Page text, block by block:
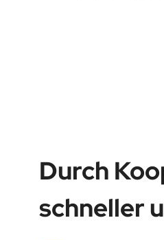
Durch
schneller